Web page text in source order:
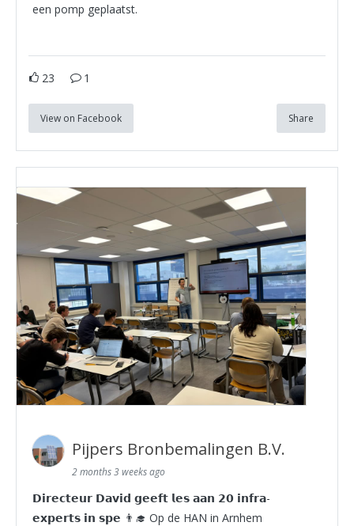
een pomp geplaatst.
23 1
View on Facebook Share
Pijpers Bronbemalingen B.V.
2 months 3 weeks ago
𝗗𝗶𝗿𝗲𝗰𝘁𝗲𝘂𝗿 𝗗𝗮𝘃𝗶𝗱 𝗴𝗲𝗲𝗳𝘁 𝗹𝗲𝘀 𝗮𝗮𝗻 𝟮𝟬 𝗶𝗻𝗳𝗿𝗮-
𝗲𝘅𝗽𝗲𝗿𝘁𝘀 𝗶𝗻 𝘀𝗽𝗲 👨‍🎓 Op de HAN in Arnhem